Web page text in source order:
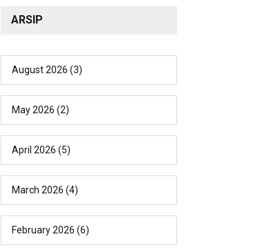
ARSIP
August 2026 (3)
May 2026 (2)
April 2026 (5)
March 2026 (4)
February 2026 (6)